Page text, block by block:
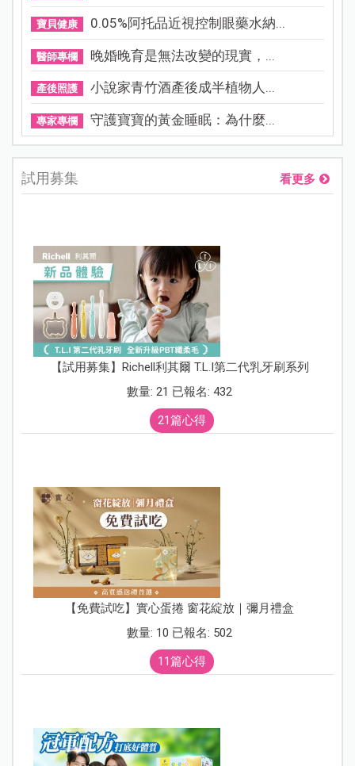
寶貝健康 0.05%阿托品近視控制眼藥水納...
醫師專欄 晚婚晚育是無法改變的現實，...
產後照護 小說家青竹酒產後成半植物人...
專家專欄 守護寶寶的黃金睡眠：為什麼...
試用募集 看更多
【試用募集】Richell利其爾 T.L.I第二代乳牙刷系列
數量: 21 已報名: 432
21篇心得
【免費試吃】實心蛋捲 窗花綻放｜彌月禮盒
數量: 10 已報名: 502
11篇心得